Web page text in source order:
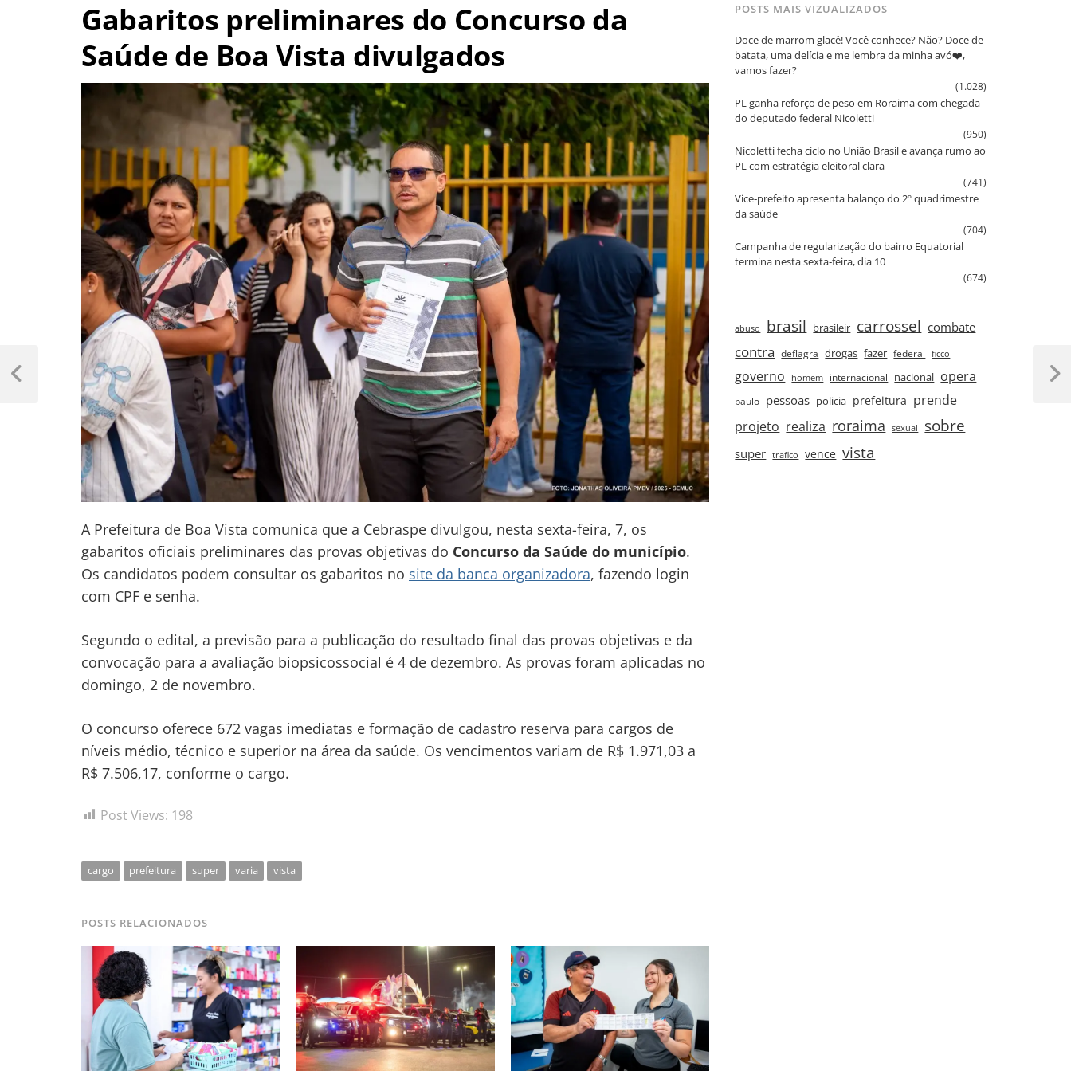
Gabaritos preliminares do Concurso da
Saúde de Boa Vista divulgados
A Prefeitura de Boa Vista comunica que a Cebraspe divulgou, nesta sexta-feira, 7, os
gabaritos oficiais preliminares das provas objetivas do Concurso da Saúde do município.
Os candidatos podem consultar os gabaritos no site da banca organizadora, fazendo login
com CPF e senha.
Segundo o edital, a previsão para a publicação do resultado final das provas objetivas e da
convocação para a avaliação biopsicossocial é 4 de dezembro. As provas foram aplicadas no
domingo, 2 de novembro.
O concurso oferece 672 vagas imediatas e formação de cadastro reserva para cargos de
níveis médio, técnico e superior na área da saúde. Os vencimentos variam de R$ 1.971,03 a
R$ 7.506,17, conforme o cargo.
Post Views: 198
cargo prefeitura super varia vista
POSTS RELACIONADOS
Navegação
de
Previous
Next
POSTS MAIS VIZUALIZADOS
Doce de marrom glacê! Você conhece? Não? Doce de
batata, uma delícia e me lembra da minha avó❤️,
vamos fazer?
(1.028)
PL ganha reforço de peso em Roraima com chegada
do deputado federal Nicoletti
(950)
Nicoletti fecha ciclo no União Brasil e avança rumo ao
PL com estratégia eleitoral clara
(741)
Vice‑prefeito apresenta balanço do 2º quadrimestre
da saúde
(704)
Campanha de regularização do bairro Equatorial
termina nesta sexta‑feira, dia 10
(674)
abuso brasil brasileir carrossel combate
contra deflagra drogas fazer federal ficco
governo homem internacional nacional opera
paulo pessoas policia prefeitura prende
projeto realiza roraima sexual sobre
super trafico vence vista